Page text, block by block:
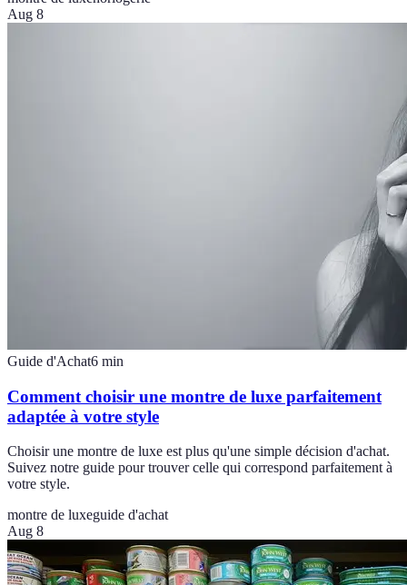
Aug 8
Guide d'Achat6 min
Comment choisir une montre de luxe parfaitement
adaptée à votre style
Choisir une montre de luxe est plus qu'une simple décision d'achat.
Suivez notre guide pour trouver celle qui correspond parfaitement à
votre style.
montre de luxeguide d'achat
Aug 8